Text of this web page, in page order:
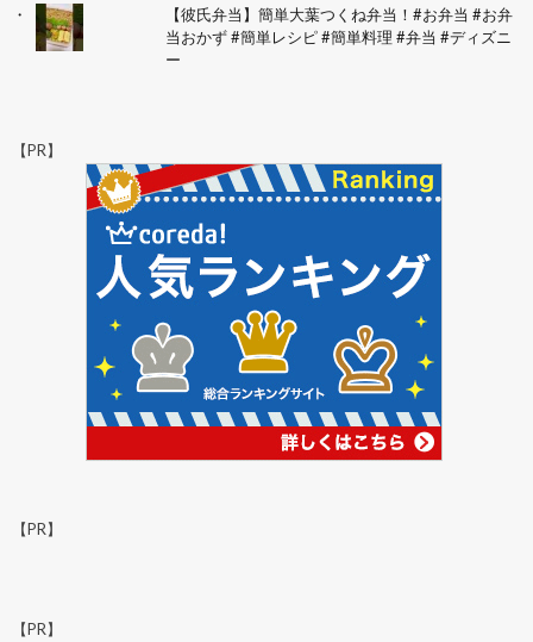
【彼氏弁当】簡単大葉つくね弁当！#お弁当 #お弁
当おかず #簡単レシピ #簡単料理 #弁当 #ディズニ
ー
【PR】
【PR】
【PR】